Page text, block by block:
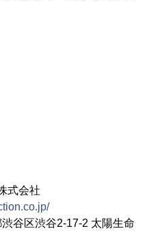
式会社
谷区渋谷2-17-2 太陽生命